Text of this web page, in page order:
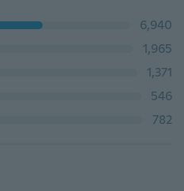
6,940
1,965
1,371
546
782